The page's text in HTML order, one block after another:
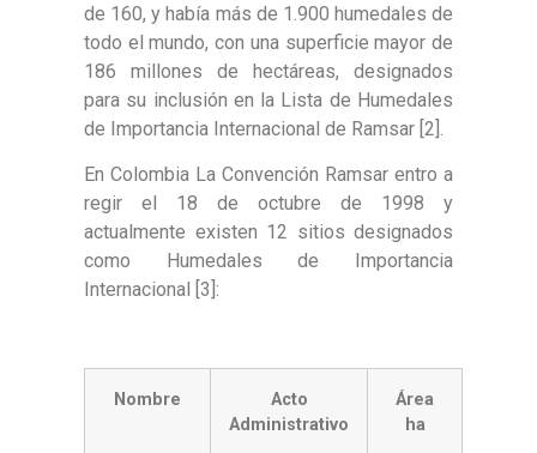
de 160, y había más de 1.900 humedales de
todo el mundo, con una superficie mayor de
186 millones de hectáreas, designados
para su inclusión en la Lista de Humedales
de Importancia Internacional de Ramsar [2].
En Colombia La Convención Ramsar entro a
regir el 18 de octubre de 1998 y
actualmente existen 12 sitios designados
como Humedales de Importancia
Internacional [3]:
Nombre
Acto
Administrativo
Área
ha